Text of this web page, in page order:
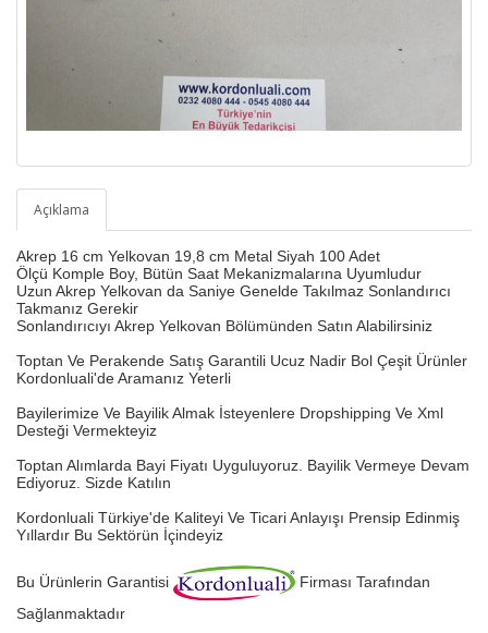
Açıklama
Akrep 16 cm Yelkovan 19,8 cm Metal Siyah 100 Adet
Ölçü Komple Boy, Bütün Saat Mekanizmalarına Uyumludur
Uzun Akrep Yelkovan da Saniye Genelde Takılmaz Sonlandırıcı
Takmanız Gerekir
Sonlandırıcıyı Akrep Yelkovan Bölümünden Satın Alabilirsiniz
Toptan Ve Perakende Satış Garantili Ucuz Nadir Bol Çeşit Ürünler
Kordonluali'de Aramanız Yeterli
Bayilerimize Ve Bayilik Almak İsteyenlere Dropshipping Ve Xml
Desteği Vermekteyiz
Toptan Alımlarda Bayi Fiyatı Uyguluyoruz. Bayilik Vermeye Devam
Ediyoruz. Sizde Katılın
Kordonluali Türkiye'de Kaliteyi Ve Ticari Anlayışı Prensip Edinmiş
Yıllardır Bu Sektörün İçindeyiz
Bu Ürünlerin Garantisi
Firması Tarafından
Sağlanmaktadır